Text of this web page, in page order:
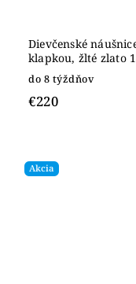
Dievčenské
klapkou, žlté zlato
do 8 týždňov
€220
Akcia